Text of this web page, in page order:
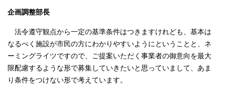
企画調整部長
法令遵守観点から一定の基準条件はつきますけれども、基本は
なるべく施設が市民の方にわかりやすいようにということと、ネ
ーミングライツですので、ご提案いただく事業者の御意向を最大
限配慮するような形で募集していきたいと思っていまして、あま
り条件をつけない形で考えています。